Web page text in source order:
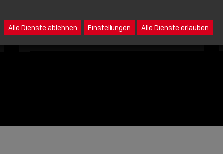
Alle Dienste ablehnen Einstellungen Alle Dienste erlauben